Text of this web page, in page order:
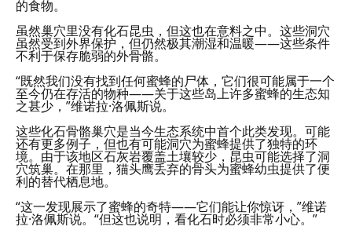
的食物。
虽然巢穴里没有化石昆虫，但这也在意料之中。这些洞穴
虽然受到外界保护，但仍然极其潮湿和温暖——这些条件
不利于保存脆弱的外骨骼。
“既然我们没有找到任何蜜蜂的尸体，它们很可能属于一个
至今仍在存活的物种——关于这些岛上许多蜜蜂的生态知
之甚少，”维诺拉·洛佩斯说。
这些化石骨骼巢穴是当今生态系统中首个此类发现。可能
还有更多例子，但也有可能洞穴为蜜蜂提供了独特的环
境。由于该地区石灰岩覆盖土壤较少，昆虫可能选择了洞
穴筑巢。在那里，猫头鹰丢弃的骨头为蜜蜂幼虫提供了便
利的替代栖息地。
“这一发现展示了蜜蜂的奇特——它们能让你惊讶，”维诺
拉·洛佩斯说。“但这也说明，看化石时必须非常小心。”